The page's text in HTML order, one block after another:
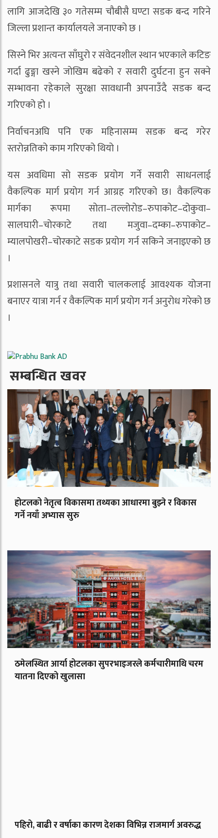
लागि आजदेखि ३० गतेसम्म चौबीसै घण्टा सडक बन्द गरिने
जिल्ला प्रशान्त कार्यालयले जनाएको छ ।
सिस्ने भिर अत्यन्त साँघुरो र संवेदनशील स्थान भएकाले कटिङ
गर्दा ढुङ्गा खस्ने जोखिम बढेको र सवारी दुर्घटना हुन सक्ने
सम्भावना रहेकाले सुरक्षा सावधानी अपनाउँदै सडक बन्द
गरिएको हो ।
निर्वाचनअघि पनि एक महिनासम्म सडक बन्द गरेर
स्तरोन्नतिको काम गरिएको थियो ।
यस अवधिमा सो सडक प्रयोग गर्ने सवारी साधनलाई
वैकल्पिक मार्ग प्रयोग गर्न आग्रह गरिएको छ। वैकल्पिक
मार्गका रूपमा सोता–तल्लोरोड–रुपाकोट–दोकुवा–
सालघारी–चोरकाटे तथा मजुवा–दम्का–रुपाकोट–
म्यालपोखरी–चोरकाटे सडक प्रयोग गर्न सकिने जनाइएको छ
।
प्रशासनले यात्रु तथा सवारी चालकलाई आवश्यक योजना
बनाएर यात्रा गर्न र वैकल्पिक मार्ग प्रयोग गर्न अनुरोध गरेको छ
।
सम्बन्धित खवर
होटलको नेतृत्व विकासमा तथ्यका आधारमा बुझ्ने र विकास
गर्ने नयाँ अभ्यास सुरु
ठमेलस्थित आर्या होटलका सुपरभाइजरले कर्मचारीमाथि चरम
यातना दिएको खुलासा
पहिरो, बाढी र वर्षाका कारण देशका विभिन्न राजमार्ग अवरुद्ध